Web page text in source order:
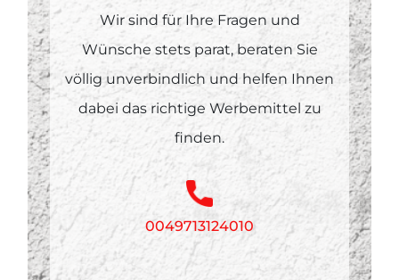
Wir sind für Ihre Fragen und
Wünsche stets parat, beraten Sie
völlig unverbindlich und helfen Ihnen
dabei das richtige Werbemittel zu
finden.
0049713124010